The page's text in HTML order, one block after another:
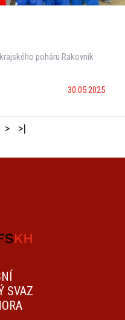
poháru Rakovník
30.05.2025
> >|
SVAZ